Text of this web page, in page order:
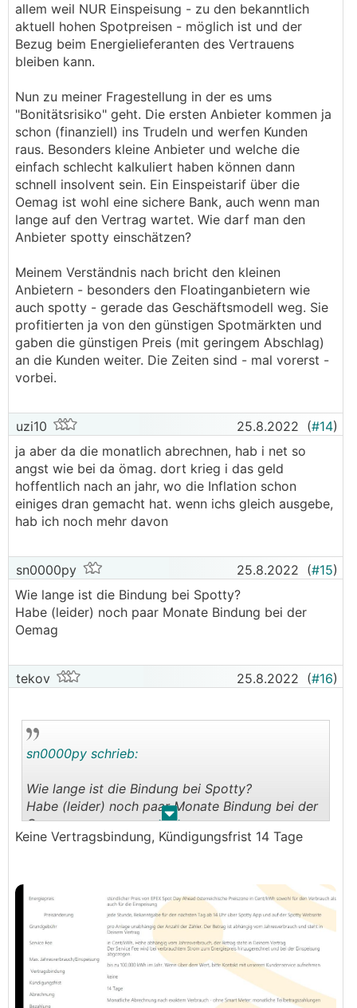
allem weil NUR Einspeisung - zu den bekanntlich
aktuell hohen Spotpreisen - möglich ist und der
Bezug beim Energielieferanten des Vertrauens
bleiben kann.
Nun zu meiner Fragestellung in der es ums
"Bonitätsrisiko" geht. Die ersten Anbieter kommen ja
schon (finanziell) ins Trudeln und werfen Kunden
raus. Besonders kleine Anbieter und welche die
einfach schlecht kalkuliert haben können dann
schnell insolvent sein. Ein Einspeistarif über die
Oemag ist wohl eine sichere Bank, auch wenn man
lange auf den Vertrag wartet. Wie darf man den
Anbieter spotty einschätzen?
Meinem Verständnis nach bricht den kleinen
Anbietern - besonders den Floatinganbietern wie
auch spotty - gerade das Geschäftsmodell weg. Sie
profitierten ja von den günstigen Spotmärkten und
gaben die günstigen Preis (mit geringem Abschlag)
an die Kunden weiter. Die Zeiten sind - mal vorerst -
vorbei.
uzi10 25.8.2022 (#14)
ja aber da die monatlich abrechnen, hab i net so
angst wie bei da ömag. dort krieg i das geld
hoffentlich nach an jahr, wo die Inflation schon
einiges dran gemacht hat. wenn ichs gleich ausgebe,
hab ich noch mehr davon
sn0000py 25.8.2022 (#15)
Wie lange ist die Bindung bei Spotty?
Habe (leider) noch paar Monate Bindung bei der
Oemag
tekov 25.8.2022 (#16)
. .
sn0000py schrieb:
Wie lange ist die Bindung bei Spotty?
Habe (leider) noch paar Monate Bindung bei der
Oemag
Keine Vertragsbindung, Kündigungsfrist 14 Tage